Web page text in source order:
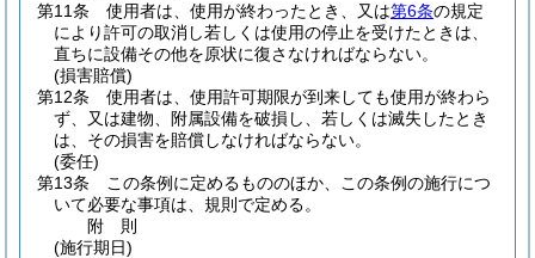
第11条
使用者は、使用が終わったとき、又は第6条の規定
により許可の取消し若しくは使用の停止を受けたときは、
直ちに設備その他を原状に復さなければならない。
(損害賠償)
第12条
使用者は、使用許可期限が到来しても使用が終わら
ず、又は建物、附属設備を破損し、若しくは滅失したとき
は、その損害を賠償しなければならない。
(委任)
第13条
この条例に定めるもののほか、この条例の施行につ
いて必要な事項は、規則で定める。
附 則
(施行期日)